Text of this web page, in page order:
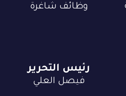
وظائف شاغرة
رئيس التحرير
فيصل العلي